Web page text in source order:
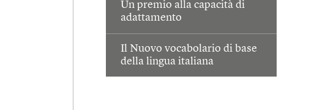
Un premio alla capacità di
adattamento
Il Nuovo vocabolario di base
della lingua italiana